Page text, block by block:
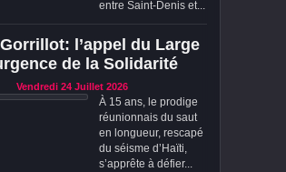
entre Saint-Denis et...
l’appel du Large
de la Solidarité
Vendredi 24 Juillet 2026
À 15 ans, le prodige
réunionnais du saut
en longueur, rescapé
du séisme d’Haïti,
s’apprête à défier...